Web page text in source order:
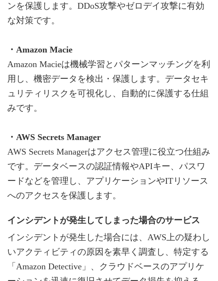
ンを保護します。DDoS攻撃やゼロデイ攻撃に有効
な対策です。
・Amazon Macie
Amazon Macieは機械学習とパターンマッチングを利
用し、機密データを検出・保護します。データセキ
ュリティリスクを可視化し、自動的に保護する仕組
みです。
・AWS Secrets Manager
AWS Secrets Managerはアクセス管理に役立つ仕組み
です。データベースの認証情報やAPIキー、パスワ
ードなどを管理し、アプリケーションやITリソース
へのアクセスを保護します。
インシデントが発生してしまった場合のサービス
インシデントが発生した場合には、AWS上の疑わし
いアクティビティの原因を素早く調査し、特定する
「Amazon Detective」、クラウドベースのアプリケ